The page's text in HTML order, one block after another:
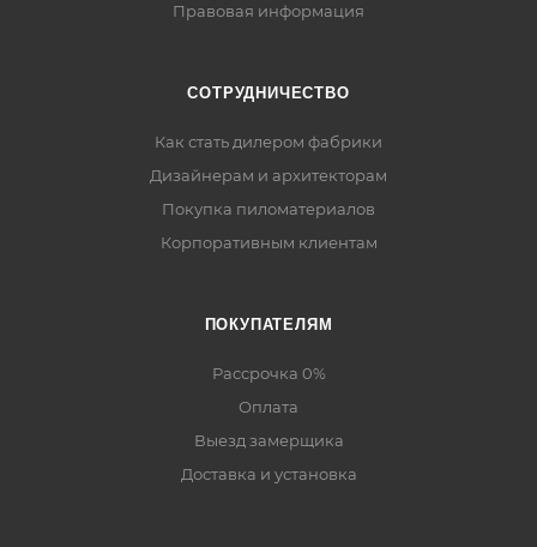
Правовая информация
СОТРУДНИЧЕСТВО
Как стать дилером фабрики
Дизайнерам и архитекторам
Покупка пиломатериалов
Корпоративным клиентам
ПОКУПАТЕЛЯМ
Рассрочка 0%
Оплата
Выезд замерщика
Доставка и установка